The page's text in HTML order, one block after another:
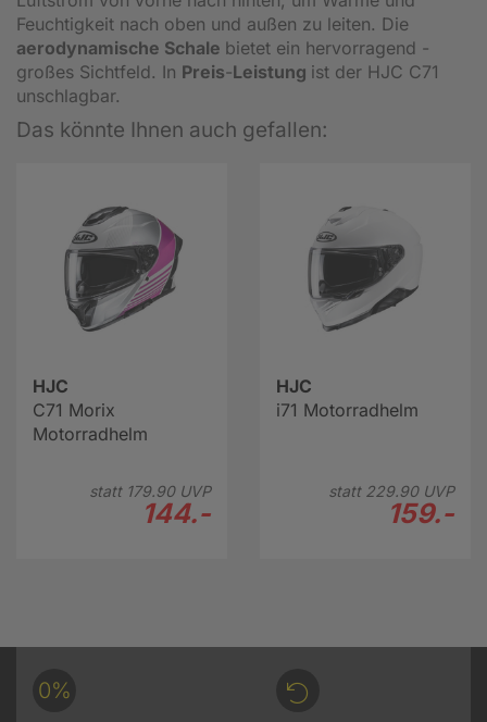
Feuchtigkeit nach oben und außen zu leiten. Die
aerodynamische Schale bietet ein hervorragend -
großes Sichtfeld. In Preis-Leistung ist der HJC C71
unschlagbar.
Das könnte Ihnen auch gefallen:
HJC
C71 Morix
Motorradhelm
statt 179.90UVP
144.-
HJC
i71 Motorradhelm
statt 229.90UVP
159.-
0%